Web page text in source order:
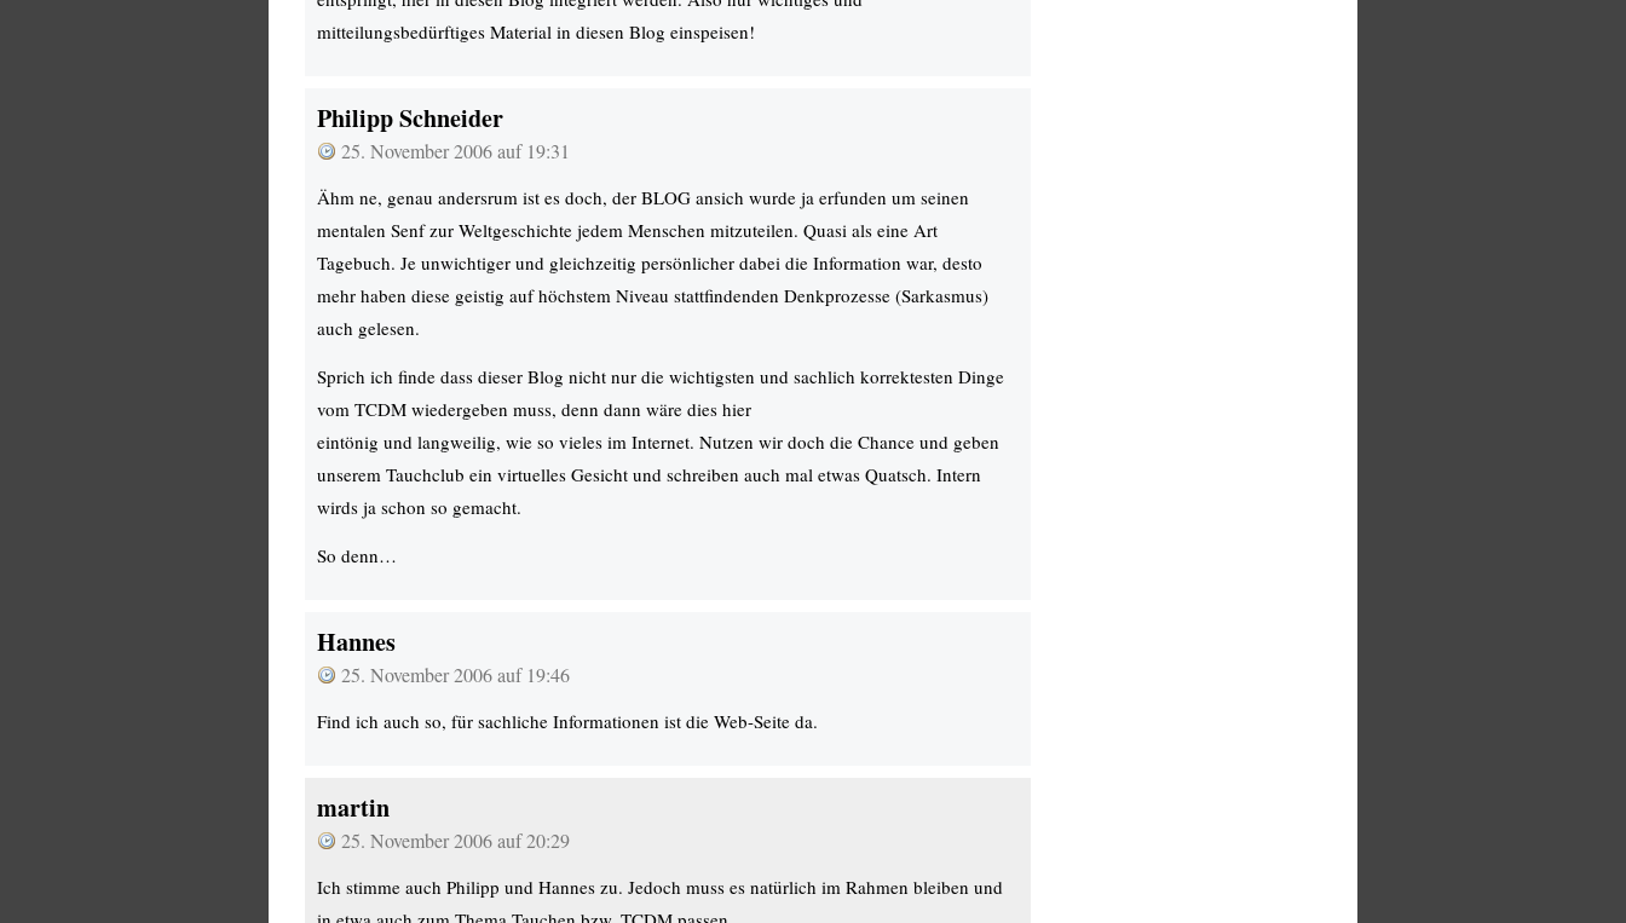
mitteilungsbedürftiges Material in diesen Blog einspeisen!
Philipp Schneider
25. November 2006 auf 19:31
Ähm ne, genau andersrum ist es doch, der BLOG ansich wurde ja erfunden um seinen
mentalen Senf zur Weltgeschichte jedem Menschen mitzuteilen. Quasi als eine Art
Tagebuch. Je unwichtiger und gleichzeitig persönlicher dabei die Information war, desto
mehr haben diese geistig auf höchstem Niveau stattfindenden Denkprozesse (Sarkasmus)
auch gelesen.
Sprich ich finde dass dieser Blog nicht nur die wichtigsten und sachlich korrektesten Dinge
vom TCDM wiedergeben muss, denn dann wäre dies hier
eintönig und langweilig, wie so vieles im Internet. Nutzen wir doch die Chance und geben
unserem Tauchclub ein virtuelles Gesicht und schreiben auch mal etwas Quatsch. Intern
wirds ja schon so gemacht.
So denn…
Hannes
25. November 2006 auf 19:46
Find ich auch so, für sachliche Informationen ist die Web-Seite da.
martin
25. November 2006 auf 20:29
Ich stimme auch Philipp und Hannes zu. Jedoch muss es natürlich im Rahmen bleiben und